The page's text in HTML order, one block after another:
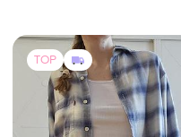
TOP